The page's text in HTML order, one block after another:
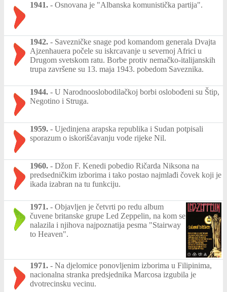
1941. - Osnovana je "Albanska komunistička partija".
1942. - Savezničke snage pod komandom generala Dvajta
Ajzenhauera počele su iskrcavanje u severnoj Africi u
Drugom svetskom ratu. Borbe protiv nemačko-italijanskih
trupa završene su 13. maja 1943. pobedom Saveznika.
1944. - U Narodnooslobodilačkoj borbi oslobođeni su Štip,
Negotino i Struga.
1959. - Ujedinjena arapska republika i Sudan potpisali
sporazum o iskorišćavanju vode rijeke Nil.
1960. - Džon F. Kenedi pobedio Ričarda Niksona na
predsedničkim izborima i tako postao najmlađi čovek koji je
ikada izabran na tu funkciju.
1971. - Objavljen je četvrti po redu album
čuvene britanske grupe Led Zeppelin, na kom se
nalazila i njihova najpoznatija pesma "Stairway
to Heaven".
1971. - Na djelomice ponovljenim izborima u Filipinima,
nacionalna stranka predsjednika Marcosa izgubila je
dvotrecinsku vecinu.